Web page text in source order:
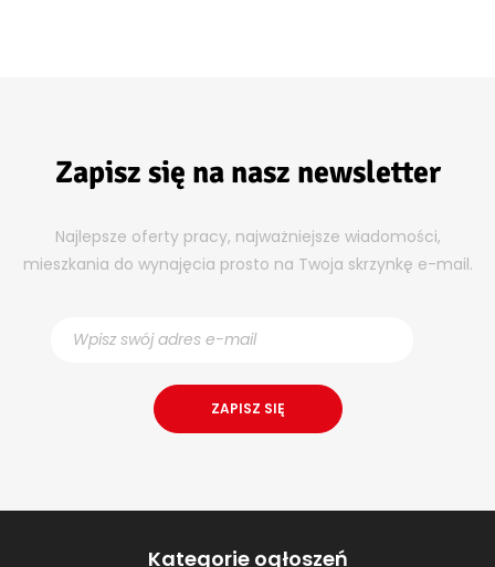
Zapisz się na nasz newsletter
Najlepsze oferty pracy, najważniejsze wiadomości,
mieszkania do wynajęcia prosto na Twoja skrzynkę e-mail.
Kategorie ogłoszeń